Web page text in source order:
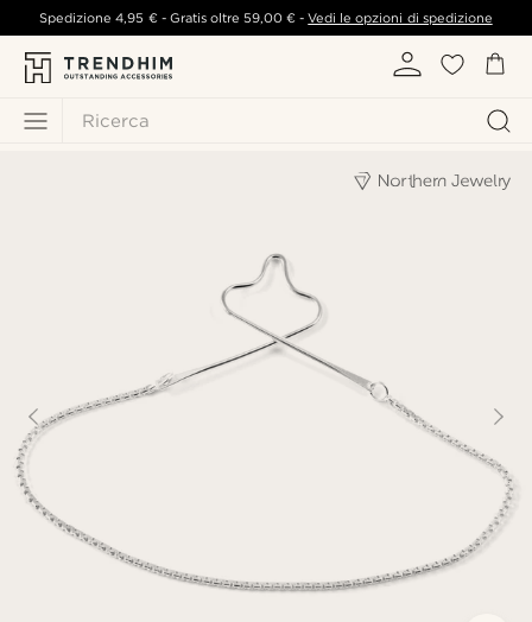
Ricerca
Spedizione4,95 €- Gratis oltre 59,00 € -Vedi le opzioni di spedizione